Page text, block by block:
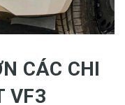
CÁC CHI
VF3